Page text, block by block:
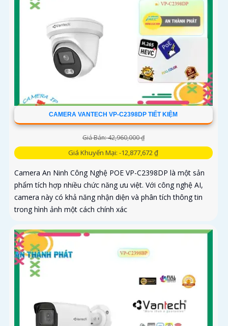
CAMERA VANTECH VP-C2398DP TIẾT KIỆM
Giá Bán: 42,960,000 ₫
Giá Khuyến Mại: -12,877,672 ₫
Camera An Ninh Công Nghệ POE VP-C2398DP là một sản
phẩm tích hợp nhiều chức năng ưu việt. Với công nghệ AI,
camera này có khả năng nhận diện và phân tích thông tin
trong hình ảnh một cách chính xác